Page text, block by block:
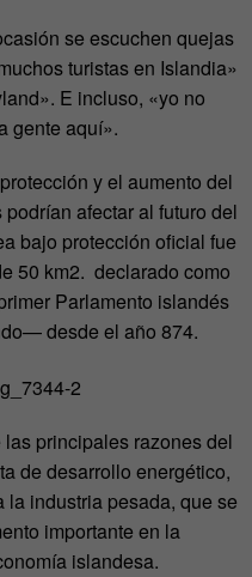
se escuchen quejas
turistas en Islandia»
E incluso, «yo no
gente aquí».
y el aumento del
afectar al futuro del
bajo protección oficial fue
50 km2. declarado como
Parlamento islandés
desde el año 874.
principales razones del
de desarrollo energético,
industria pesada, que se
importante en la
islandesa.